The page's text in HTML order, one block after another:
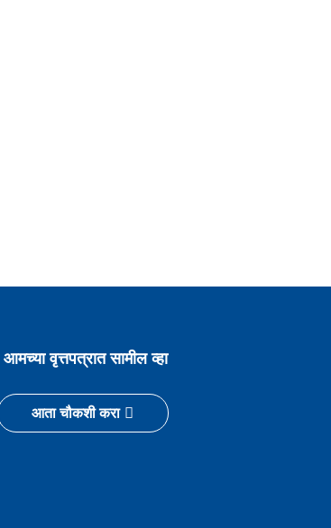
आमच्या वृत्तपत्रात सामील व्हा
आता चौकशी करा